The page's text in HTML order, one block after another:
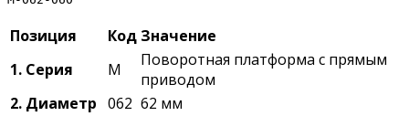
Позиция Код Значение
1. Серия
M
Поворотная платформа с прямым
приводом
2. Диаметр 062 62 мм